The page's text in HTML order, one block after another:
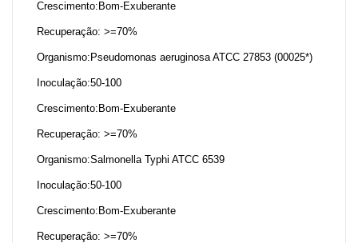
Crescimento:Bom-Exuberante
Recuperação: >=70%
Organismo:Pseudomonas aeruginosa ATCC 27853 (00025*)
Inoculação:50-100
Crescimento:Bom-Exuberante
Recuperação: >=70%
Organismo:Salmonella Typhi ATCC 6539
Inoculação:50-100
Crescimento:Bom-Exuberante
Recuperação: >=70%